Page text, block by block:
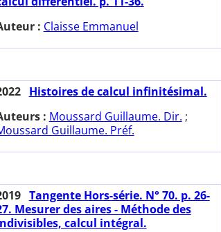
: Claisse Emmanuel
Histoires de calcul infinitésimal.
: Moussard Guillaume. Dir. ;
Guillaume. Préf.
Tangente Hors-série. N° 70. p. 26-
Mesurer des aires - Méthode des
calcul intégral.